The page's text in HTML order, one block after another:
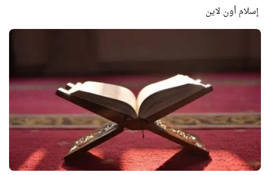
إسلام أون لاين